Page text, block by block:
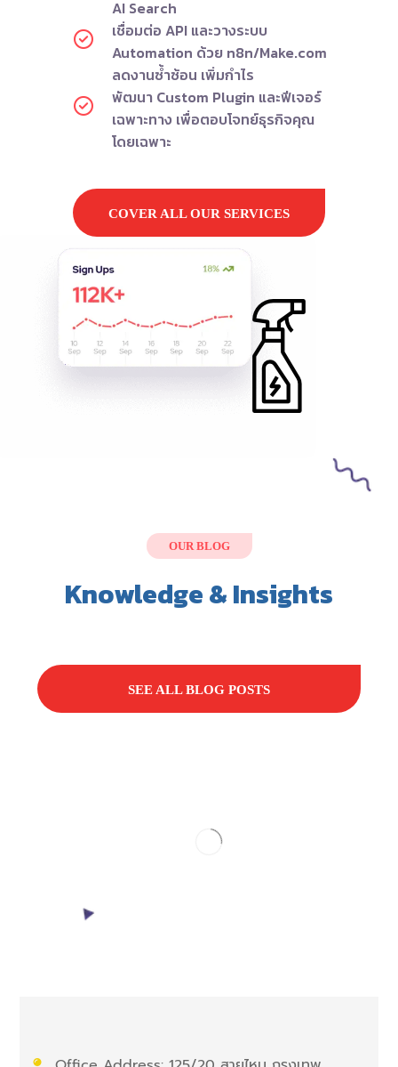
AI Search
เชื่อมต่อ API และวางระบบ
Automation ด้วย n8n/Make.com
ลดงานซ้ำซ้อน เพิ่มกำไร
พัฒนา Custom Plugin และฟีเจอร์
เฉพาะทาง เพื่อตอบโจทย์ธุรกิจคุณ
โดยเฉพาะ
COVER ALL OUR SERVICES
OUR BLOG
Knowledge & Insights
SEE ALL BLOG POSTS